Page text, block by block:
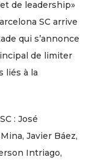
de leadership»
SC arrive
qui s’annonce
de limiter
liés à la
: José
Javier Báez,
Intriago,